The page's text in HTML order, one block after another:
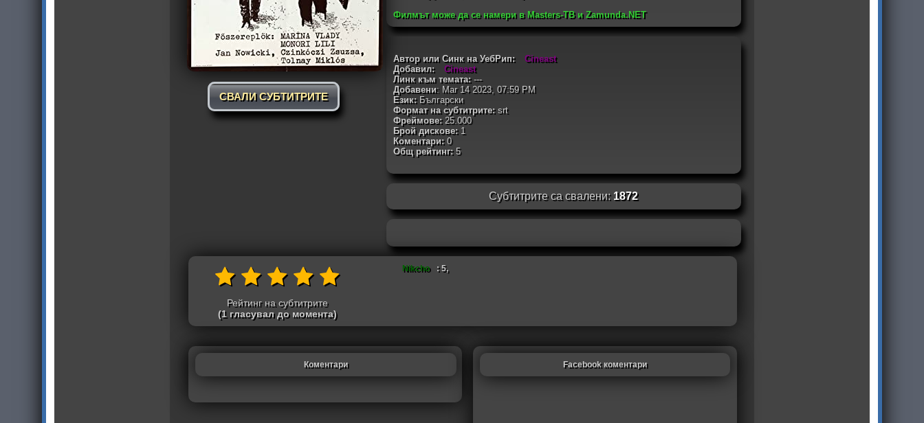
СВАЛИ СУБТИТРИТЕ
Филмът може да се намери в Masters-TB и Zamunda.NET
Автор или Синк на УебРип:
Cineast
Добавил:
Cineast
Линк към темата:---
Добавени: Mar 14 2023, 07:59 PM
Език:Български
Формат на субтитрите:srt
Фреймове:25.000
Брой дискове:1
Коментари: 0
Общ рейтинг:5
Субтитрите са свалени: 1872
Рейтинг на субтитрите
(1 гласувал до момента)
Nikcho : 5,
Коментари Facebook коментари